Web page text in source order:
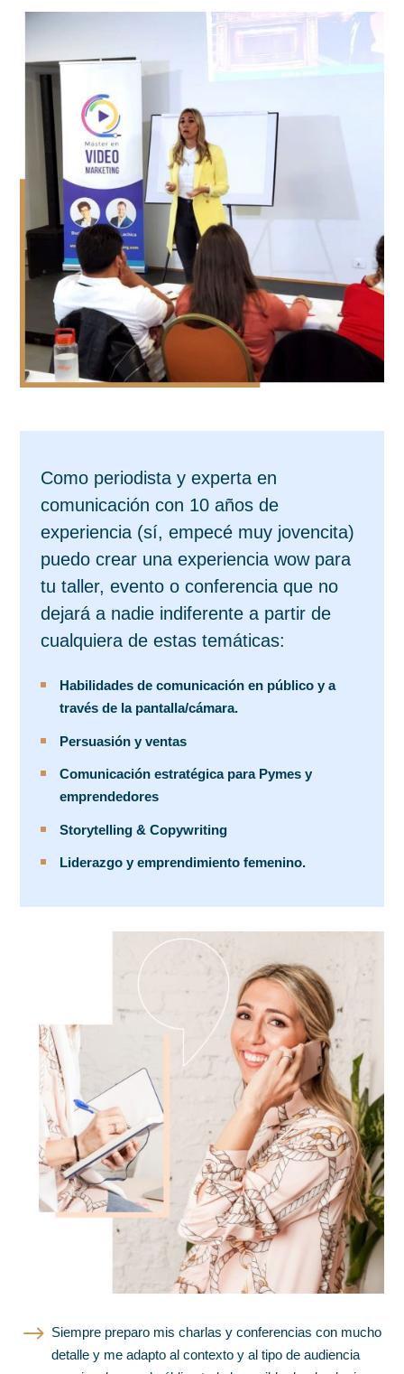
Como periodista y experta en
comunicación con 10 años de
experiencia (sí, empecé muy jovencita)
puedo crear una experiencia wow para
tu taller, evento o conferencia que no
dejará a nadie indiferente a partir de
cualquiera de estas temáticas:
^
Habilidades de comunicación en público y a
través de la pantalla/cámara.
^ Persuasión y ventas
^
Comunicación estratégica para Pymes y
emprendedores
^ Storytelling & Copywriting
^ Liderazgo y emprendimiento femenino.
$ Siempre preparo mis charlas y conferencias con mucho
detalle y me adapto al contexto y al tipo de audiencia